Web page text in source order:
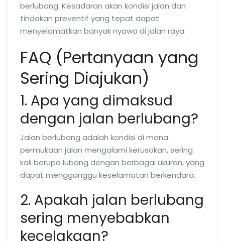
berlubang. Kesadaran akan kondisi jalan dan
tindakan preventif yang tepat dapat
menyelamatkan banyak nyawa di jalan raya.
FAQ (Pertanyaan yang
Sering Diajukan)
1. Apa yang dimaksud
dengan jalan berlubang?
Jalan berlubang adalah kondisi di mana
permukaan jalan mengalami kerusakan, sering
kali berupa lubang dengan berbagai ukuran, yang
dapat mengganggu keselamatan berkendara.
2. Apakah jalan berlubang
sering menyebabkan
kecelakaan?